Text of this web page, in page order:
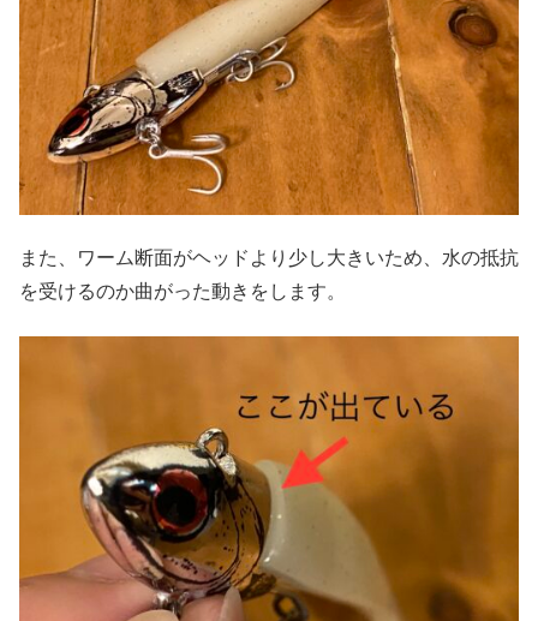
また、ワーム断面がヘッドより少し大きいため、水の抵抗
を受けるのか曲がった動きをします。